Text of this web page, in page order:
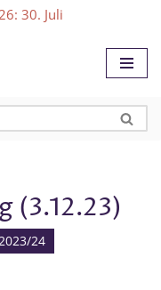
: 30. Juli
(3.12.23)
24